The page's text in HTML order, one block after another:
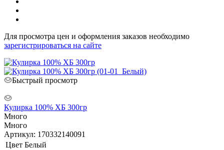
Для просмотра цен и оформления заказов необходимо
зарегистрироваться на сайте
Быстрый просмотр
Кулирка 100% ХБ 300гр
Много
Много
Артикул: 170332140091
Цвет Белый